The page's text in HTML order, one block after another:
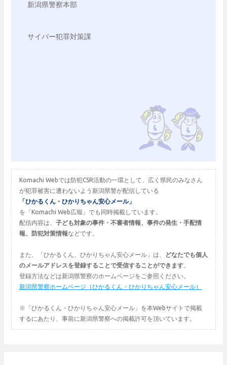
新潟県警察本部
サイバー犯罪対策課
Komachi Webでは防犯CSR活動の一環として、広く県民のみなさん
が犯罪被害に遭わないよう新潟県警が配信している
「ひかるくん・ひかりちゃん安心メール」
を「Komachi Web広報」でも同時掲載しています。
配信内容は、 子ども対象の事件・不審者情報、事件の発生・手配情
報、防犯対策情報などです。
また、「ひかるくん、ひかりちゃん安心メール」は、
どなたでも個人
のメールアドレスを登録することで受信することができます。
登録方法などは新潟県警察のホームページをご参照ください。
新潟県警察ホームページ（ひかるくん・ひかりちゃん安心メール）
※「ひかるくん・ひかりちゃん安心メール」を本Webサイトで掲載
するにあたり、事前に新潟県警察への掲載許可を頂いています。